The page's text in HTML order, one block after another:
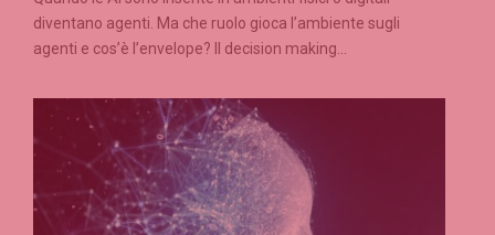
diventano agenti. Ma che ruolo gioca l’ambiente sugli
agenti e cos’è l’envelope? Il decision making...